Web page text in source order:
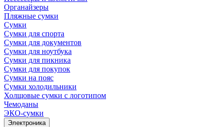
Органайзеры
Пляжные сумки
Сумки
Сумки для спорта
Сумки для документов
Сумки для ноутбука
Сумки для пикника
Сумки для покупок
Сумки на пояс
Сумки холодильники
Холщовые сумки с логотипом
Чемоданы
ЭКО-сумки
Электроника